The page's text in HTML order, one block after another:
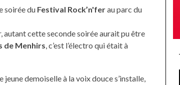
soirée du Festival Rock’n'ferau parc du
cette seconde soirée aurait pu être
de Menhirs, c’est l’électro qui était à
demoiselle à la voix douce s’installe,